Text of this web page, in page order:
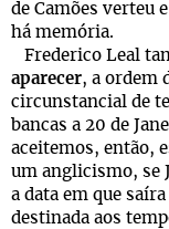
de Camões verteu
há memória.
Frederico Leal
aparecer, a ordem
circunstancial de
bancas a 20 de
aceitemos, então,
um anglicismo, se
a data em que
destinada aos